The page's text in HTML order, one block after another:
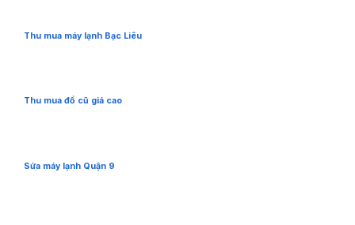
Thu mua máy lạnh Bạc Liêu
Thu mua đồ cũ giá cao
Sửa máy lạnh Quận 9